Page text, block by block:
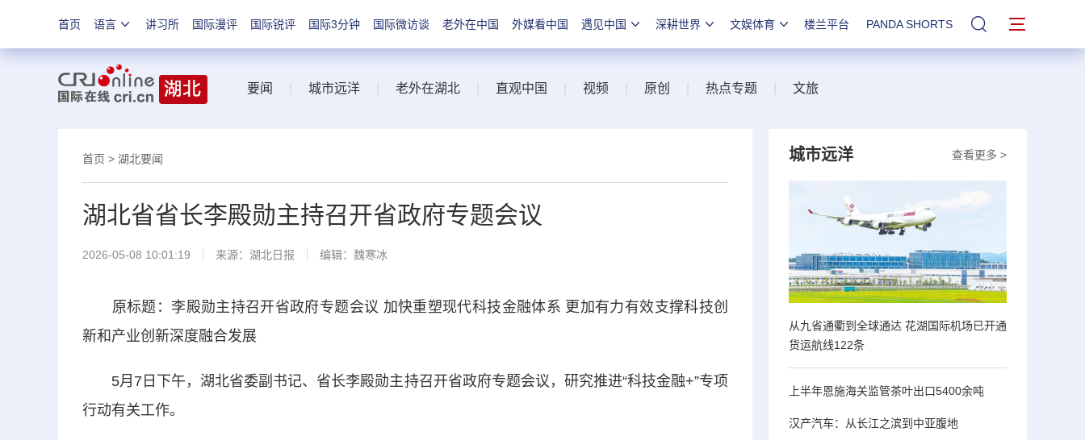
首页 语言 讲习所 国际漫评 国际锐评 国际3分钟 国际微访谈 老外在中国 外媒看中国 遇见中国 深耕世界 文娱体育 楼兰平台 PANDA SHORTS 站内搜索
要闻 城市远洋 老外在湖北 直观中国 视频 原创 热点专题 文旅
首页 > 湖北要闻
湖北省省长李殿勋主持召开省政府专题会议
2026-05-08 10:01:19 来源： 湖北日报 编辑：魏寒冰
原标题：李殿勋主持召开省政府专题会议 加快重塑现代科技金融体系 更加有力有效支撑科技创
新和产业创新深度融合发展
5月7日下午，湖北省委副书记、省长李殿勋主持召开省政府专题会议，研究推进“科技金融+”专项
行动有关工作。
查看更多 >
城市远洋
从九省通衢到全球通达 花湖国际机场已开通
货运航线122条
上半年恩施海关监管茶叶出口5400余吨
汉产汽车：从长江之滨到中亚腹地